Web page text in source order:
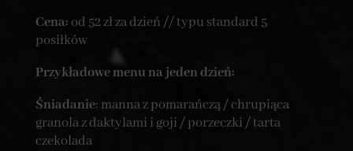
Cena: od 52 zł za dzień // typu standard 5
posiłków
Przykładowe menu na jeden dzień:
Śniadanie: manna z pomarańczą / chrupiąca
granola z daktylami i goji / porzeczki / tarta
czekolada